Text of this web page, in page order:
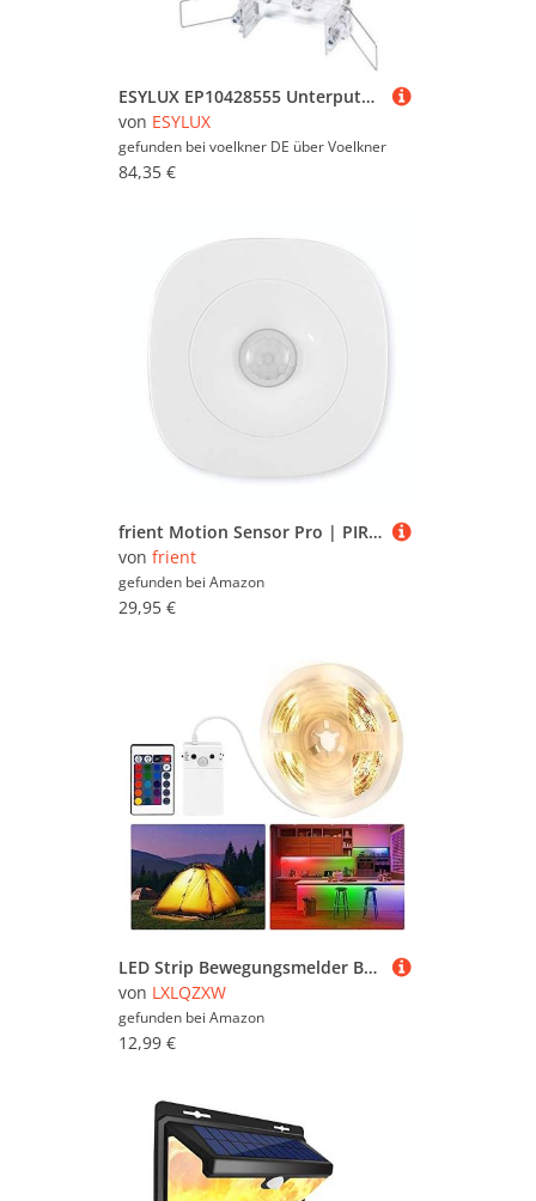
ESYLUX EP10428555 Unterputz Bewegungsmelder 360° Weiß IP20
von ESYLUX
gefunden bei voelkner DE überVoelkner
84,35 €
frient Motion Sensor Pro | PIR | Bewegungsmelder, Temperatur- und Lichtsensor | Smart Home Automation | Manipulationsschutz | Zigbee | Funktioniert mit SmartThings, Home Assistant und Homey
von frient
gefunden bei Amazon
29,95 €
LED Strip Bewegungsmelder Batteriebetrieben,2M Wasserdichtes RGB+Warmweiß 120 LED Lichtband mit Fernbedienung,PIR Bewegungssensor,Nachtmodus,Konstantlichtmodus,Dimmbar LED Nachtlicht für Bett Korridor
von LXLQZXW
gefunden bei Amazon
12,99 €